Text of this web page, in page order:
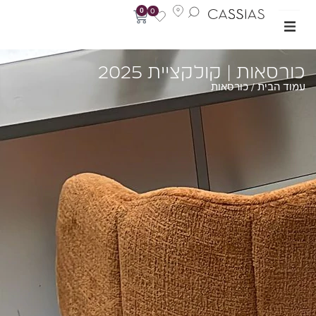
0
| קולקציית 2025
הבית/ כורסאות